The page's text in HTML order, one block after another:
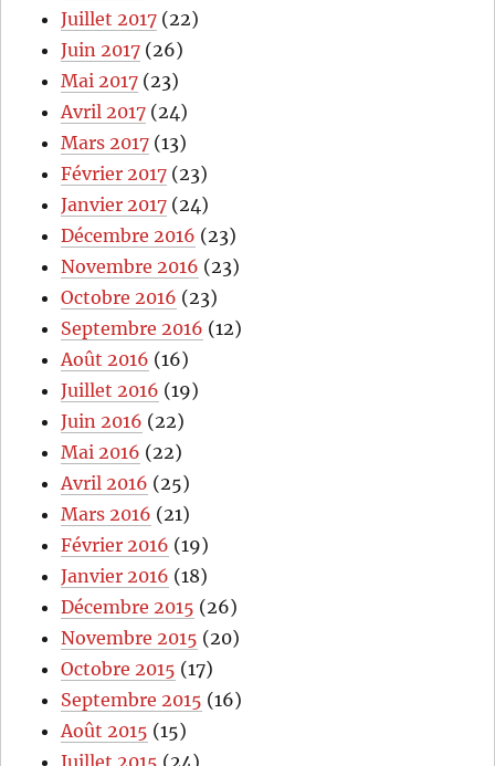
Juillet 2017 (22)
Juin 2017 (26)
Mai 2017 (23)
Avril 2017 (24)
Mars 2017 (13)
Février 2017 (23)
Janvier 2017 (24)
Décembre 2016 (23)
Novembre 2016 (23)
Octobre 2016 (23)
Septembre 2016 (12)
Août 2016 (16)
Juillet 2016 (19)
Juin 2016 (22)
Mai 2016 (22)
Avril 2016 (25)
Mars 2016 (21)
Février 2016 (19)
Janvier 2016 (18)
Décembre 2015 (26)
Novembre 2015 (20)
Octobre 2015 (17)
Septembre 2015 (16)
Août 2015 (15)
Juillet 2015 (24)